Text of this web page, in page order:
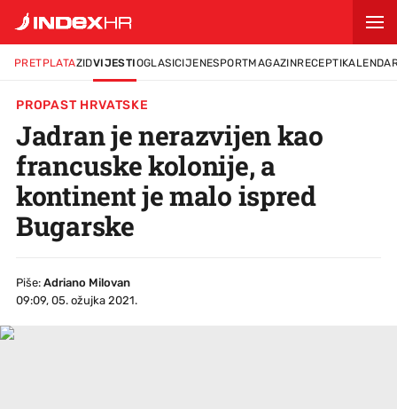
PRETPLATAZIDVIJESTIOGLASICIJENESPORTMAGAZINRECEPTI
PROPAST HRVATSKE
Jadran je nerazvijen kao
francuske kolonije, a
kontinent je malo ispred
Bugarske
Piše: Adriano Milovan
09:09, 05. ožujka 2021.